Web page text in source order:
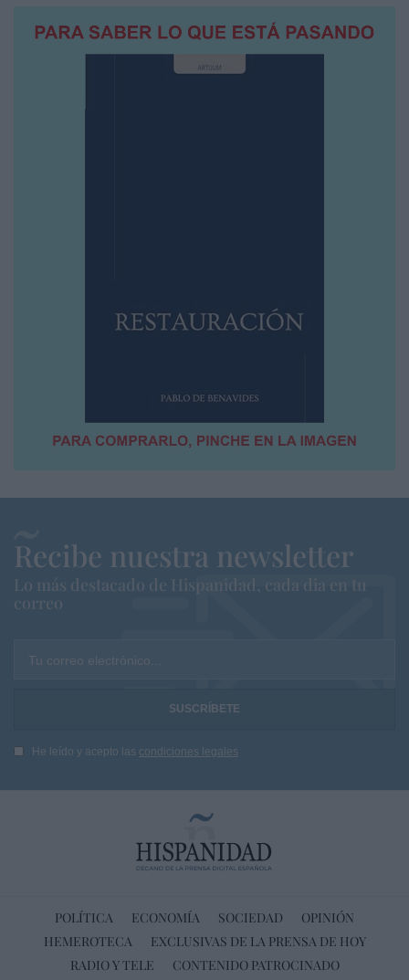
Recibe nuestra newsletter
Lo más destacado de Hispanidad, cada dia en tu
correo
Tu correo electrónico...
He leído y acepto las condiciones legales
POLÍTICA ECONOMÍA SOCIEDAD
OPINIÓN
HEMEROTECA
EXCLUSIVAS DE LA PRENSA DE HOY
RADIO Y TELE
CONTENIDO PATROCINADO